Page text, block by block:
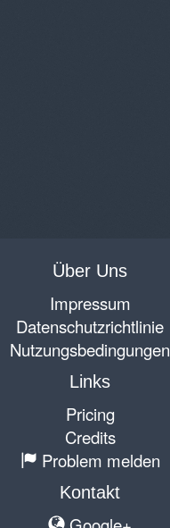
Über Uns
Impressum
Datenschutzrichtlinie
Nutzungsbedingungen
Links
Pricing
Credits
Problem melden
Kontakt